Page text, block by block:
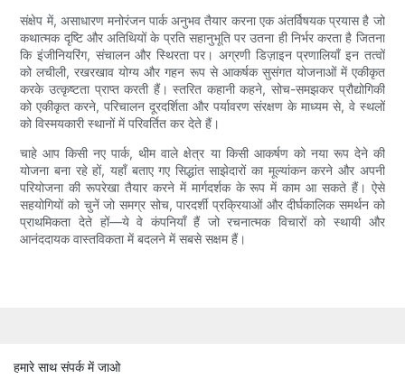
संक्षेप में, असाधारण मनोरंजन पार्क अनुभव तैयार करना एक अंतर्विषयक प्रयास है जो
कथात्मक दृष्टि और अतिथियों के प्रति सहानुभूति पर उतना ही निर्भर करता है जितना
कि इंजीनियरिंग, संचालन और स्थिरता पर। अग्रणी डिज़ाइन प्रणालियाँ इन तत्वों
को लचीली, रखरखाव योग्य और गहन रूप से आकर्षक सुसंगत योजनाओं में एकीकृत
करके उत्कृष्टता प्राप्त करती हैं। स्तरित कहानी कहने, सोच-समझकर प्रौद्योगिकी
को एकीकृत करने, परिचालन दूरदर्शिता और पर्यावरण संरक्षण के माध्यम से, वे स्थलों
को विस्मयकारी स्थानों में परिवर्तित कर देते हैं।
चाहे आप किसी नए पार्क, थीम वाले क्षेत्र या किसी आकर्षण को नया रूप देने की
योजना बना रहे हों, यहाँ बताए गए सिद्धांत साझेदारों का मूल्यांकन करने और अपनी
परियोजना की रूपरेखा तैयार करने में मार्गदर्शक के रूप में काम आ सकते हैं। ऐसे
सहयोगियों को चुनें जो समग्र सोच, पारदर्शी प्रक्रियाओं और दीर्घकालिक समर्थन को
प्राथमिकता देते हों—ये वे कंपनियाँ हैं जो रचनात्मक विचारों को स्थायी और
आनंददायक वास्तविकता में बदलने में सबसे सक्षम हैं।
हमारे साथ संपर्क में जाओ